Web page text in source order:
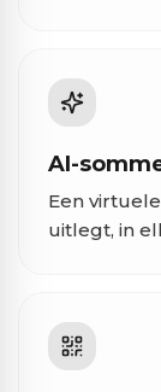
AI-
Een
uitlegt, in